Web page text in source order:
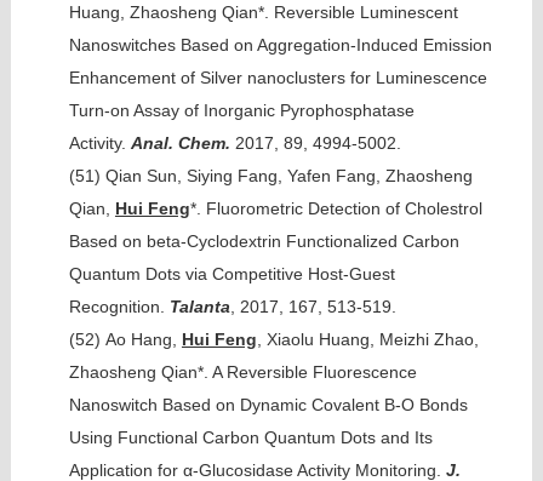
Huang, Zhaosheng Qian*. Reversible Luminescent
Nanoswitches Based on Aggregation-Induced Emission
Enhancement of Silver nanoclusters for Luminescence
Turn-on Assay of Inorganic Pyrophosphatase
Activity. Anal. Chem. 2017, 89, 4994-5002.
(51) Qian Sun, Siying Fang, Yafen Fang, Zhaosheng
Qian, Hui Feng*. Fluorometric Detection of Cholestrol
Based on beta-Cyclodextrin Functionalized Carbon
Quantum Dots via Competitive Host-Guest
Recognition. Talanta , 2017, 167, 513-519.
(52) Ao Hang, Hui Feng , Xiaolu Huang, Meizhi Zhao,
Zhaosheng Qian*. A Reversible Fluorescence
Nanoswitch Based on Dynamic Covalent B-O Bonds
Using Functional Carbon Quantum Dots and Its
Application for α-Glucosidase Activity Monitoring. J.